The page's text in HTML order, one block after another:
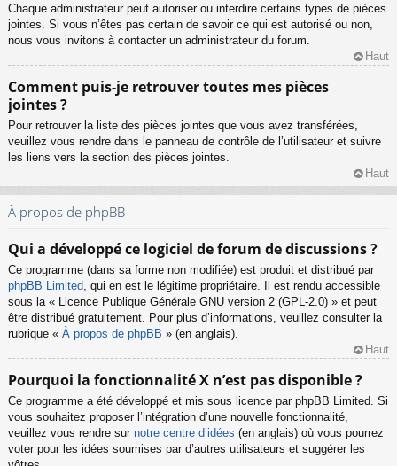
Chaque administrateur peut autoriser ou interdire certains types de pièces
jointes. Si vous n’êtes pas certain de savoir ce qui est autorisé ou non,
nous vous invitons à contacter un administrateur du forum.
Haut
Comment puis-je retrouver toutes mes pièces
jointes ?
Pour retrouver la liste des pièces jointes que vous avez transférées,
veuillez vous rendre dans le panneau de contrôle de l’utilisateur et suivre
les liens vers la section des pièces jointes.
Haut
À propos de phpBB
Qui a développé ce logiciel de forum de discussions ?
Ce programme (dans sa forme non modifiée) est produit et distribué par
phpBB Limited, qui en est le légitime propriétaire. Il est rendu accessible
sous la « Licence Publique Générale GNU version 2 (GPL-2.0) » et peut
être distribué gratuitement. Pour plus d’informations, veuillez consulter la
rubrique « À propos de phpBB » (en anglais).
Haut
Pourquoi la fonctionnalité X n’est pas disponible ?
Ce programme a été développé et mis sous licence par phpBB Limited. Si
vous souhaitez proposer l’intégration d’une nouvelle fonctionnalité,
veuillez vous rendre sur notre centre d’idées (en anglais) où vous pourrez
voter pour les idées soumises par d’autres utilisateurs et suggérer les